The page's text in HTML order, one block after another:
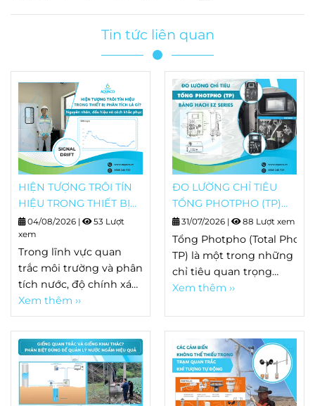
Tin tức liên quan
HIỆN TƯỢNG TRÔI TÍN
HIỆU TRONG THIẾT BỊ
PHÂN TÍCH LÀ GÌ?
NGUYÊN NHÂN, DẤU
HIỆU VÀ CÁCH KHẮC
PHỤC
04/08/2026 |
53 Lượt
xem
Trong lĩnh vực quan
trắc môi trường và phân
tích nước, độ chính xác
của thiết bị quyết định
trực tiếp đến chất
lượng dữ liệu. Tuy
nhiên, sau một thời
gian vận hành, không ít
hệ thống bắt đầu xuất
hiện hiện tượng kết
Xem thêm ››
ĐO LƯỜNG CHỈ TIÊU
TỔNG PHOTPHO (TP)
BẰNG HACH EZ SERIES
31/07/2026 | 88 Lượt xem
Tổng Photpho (Total
TP) là một trong những
chỉ tiêu quan trọng
trong quan trắc nước
quy trình xử lý nước.
với Orthophosphate chỉ
phản ánh
dạng photpho hòa tan
dễ phản ứng, TP bao
Xem thêm ››